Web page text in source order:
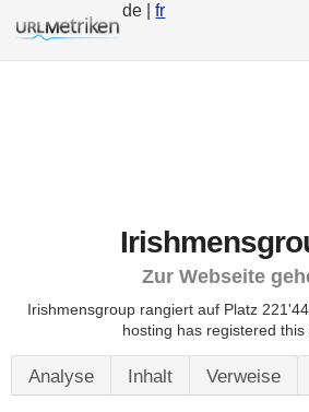
de |fr
Zur Webseite
Irishmensgroup rangiert auf Platz
hosting has registered this
Analyse Inhalt Verweise